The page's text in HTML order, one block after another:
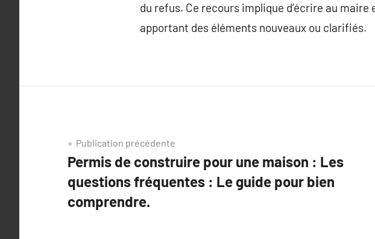
du refus. Ce recours implique d’écrire au
apportant des éléments nouveaux ou clarifiés.
Navigation
de
l’article
Publication précédente
Permis de construire pour une maison : Les
questions fréquentes : Le guide pour bien
comprendre.